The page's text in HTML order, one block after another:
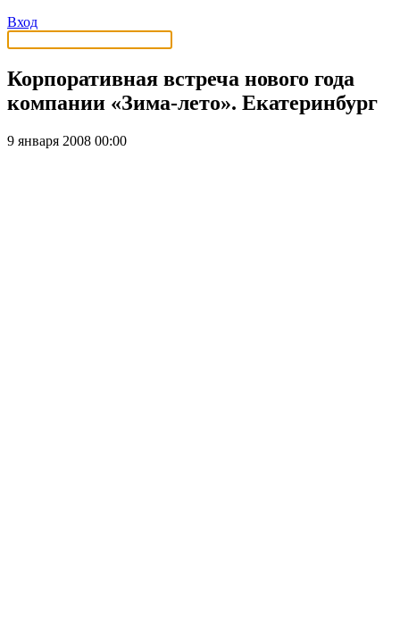
Вход
Корпоративная встреча нового года
компании «Зима-лето». Екатеринбург
9 января 2008 00:00